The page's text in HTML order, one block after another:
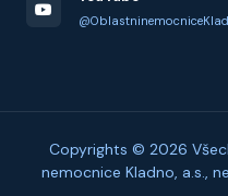
Copyrights © 2026
nemocnice Kladno, a.s.,